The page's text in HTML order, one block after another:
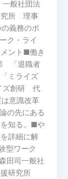
一般社団法
究所 理事
義務のポ
ク・ライ
ント■働き
「退職者
ミライズ
ズ創研 代
意識改革
の先にある
知る。■や
詳細に解
型ワーク
田司一般社
援研究所